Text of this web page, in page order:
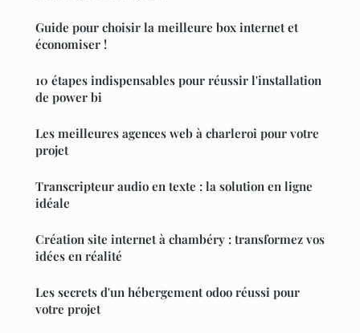
Guide pour choisir la meilleure box internet et
économiser !
10 étapes indispensables pour réussir l'installation
de power bi
Les meilleures agences web à charleroi pour votre
projet
Transcripteur audio en texte : la solution en ligne
idéale
Création site internet à chambéry : transformez vos
idées en réalité
Les secrets d'un hébergement odoo réussi pour
votre projet